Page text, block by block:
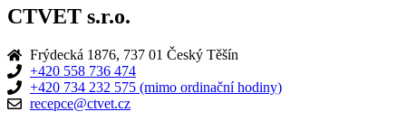
CTVET s.r.o.
Frýdecká 1876, 737 01 Český Těšín
+420 558 736 474
+420 734 232 575 (mimo ordinační hodiny)
recepce@ctvet.cz